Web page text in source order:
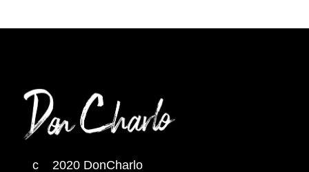
c 2020 DonCharlo